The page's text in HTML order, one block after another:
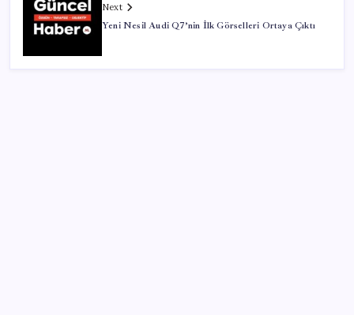
Next
Yeni Nesil Audi Q7’nin İlk Görselleri Ortaya Çıktı